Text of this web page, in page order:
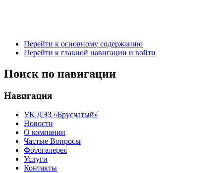
Перейти к основному содержанию
Перейти к главной навигации и войти
Поиск по навигации
Навигация
УК ДЭЗ «Брусчатый»
Новости
О компании
Частые Вопросы
Фотогалерея
Услуги
Контакты